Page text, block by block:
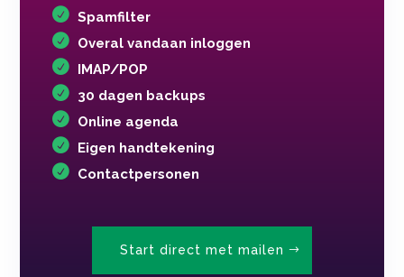
Spamfilter
Overal vandaan inloggen
IMAP/POP
30 dagen backups
Online agenda
Eigen handtekening
Contactpersonen
Start direct met mailen